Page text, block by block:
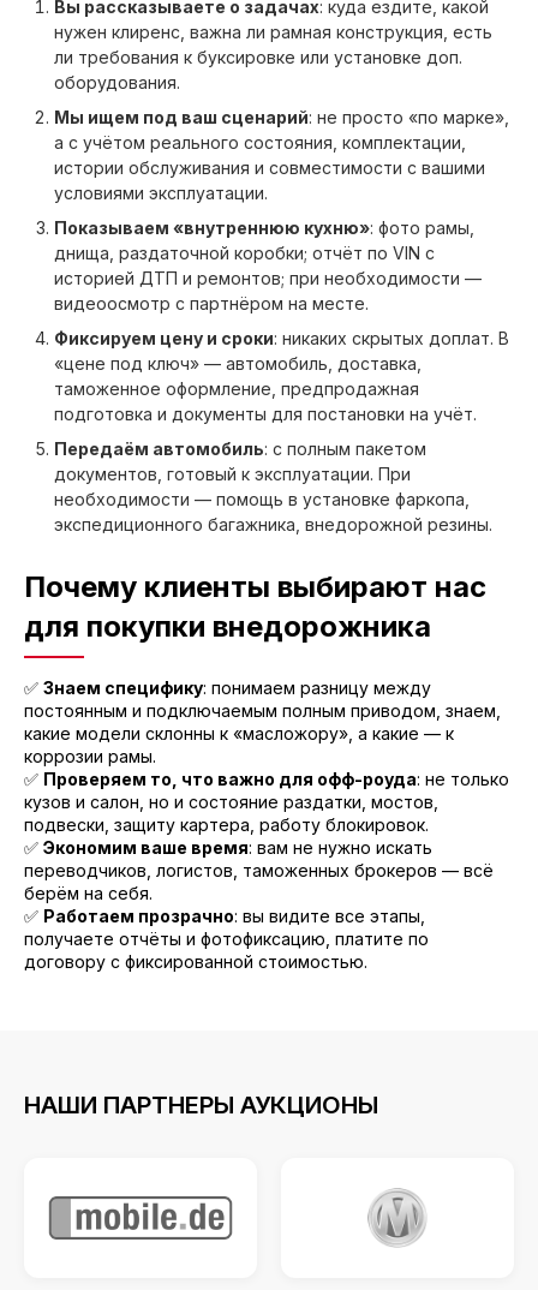
Вы рассказываете о задачах: куда ездите, какой
нужен клиренс, важна ли рамная конструкция, есть
ли требования к буксировке или установке доп.
оборудования.
Мы ищем под ваш сценарий: не просто «по марке»,
а с учётом реального состояния, комплектации,
истории обслуживания и совместимости с вашими
условиями эксплуатации.
Показываем «внутреннюю кухню»: фото рамы,
днища, раздаточной коробки; отчёт по VIN с
историей ДТП и ремонтов; при необходимости —
видеоосмотр с партнёром на месте.
Фиксируем цену и сроки: никаких скрытых доплат. В
«цене под ключ» — автомобиль, доставка,
таможенное оформление, предпродажная
подготовка и документы для постановки на учёт.
Передаём автомобиль: с полным пакетом
документов, готовый к эксплуатации. При
необходимости — помощь в установке фаркопа,
экспедиционного багажника, внедорожной резины.
Почему клиенты выбирают нас
для покупки внедорожника
✅ Знаем специфику: понимаем разницу между
постоянным и подключаемым полным приводом, знаем,
какие модели склонны к «масложору», а какие — к
коррозии рамы.
✅ Проверяем то, что важно для офф-роуда: не только
кузов и салон, но и состояние раздатки, мостов,
подвески, защиту картера, работу блокировок.
✅ Экономим ваше время: вам не нужно искать
переводчиков, логистов, таможенных брокеров — всё
берём на себя.
✅ Работаем прозрачно: вы видите все этапы,
получаете отчёты и фотофиксацию, платите по
договору с фиксированной стоимостью.
НАШИ ПАРТНЕРЫ АУКЦИОНЫ